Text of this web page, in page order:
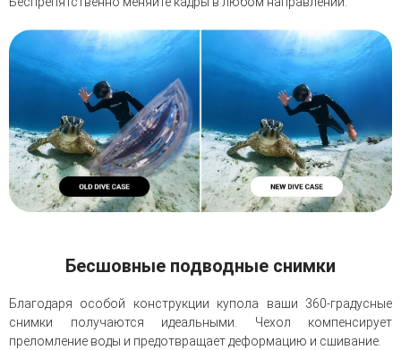
Бесшовные подводные снимки
Благодаря особой конструкции купола ваши 360-градусные
снимки получаются идеальными. Чехол компенсирует
преломление воды и предотвращает деформацию и сшивание.